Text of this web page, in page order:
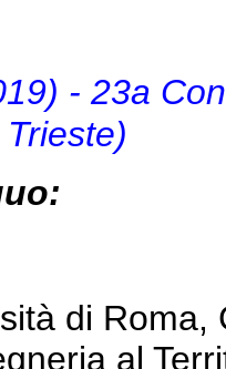
- 23a
di
al